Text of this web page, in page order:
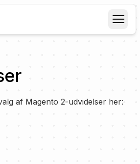
af Magento 2-udvidelser her: